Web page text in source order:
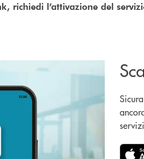
richiedi l’attivazione del